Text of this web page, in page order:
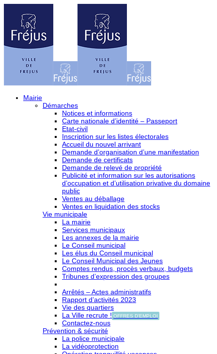
Mairie
Démarches
Notices et informations
Carte nationale d’identité – Passeport
Etat-civil
Inscription sur les listes électorales
Accueil du nouvel arrivant
Demande d’organisation d’une manifestation
Demande de certificats
Demande de relevé de propriété
Publicité et information sur les autorisations
d’occupation et d’utilisation privative du domaine
public
Ventes au déballage
Ventes en liquidation des stocks
Vie municipale
La mairie
Services municipaux
Les annexes de la mairie
Le Conseil municipal
Les élus du Conseil municipal
Le Conseil Municipal des Jeunes
Comptes rendus, procès verbaux, budgets
Tribunes d’expression des groupes
Arrêtés – Actes administratifs
Rapport d’activités 2023
Vie des quartiers
La Ville recrute ! OFFRES D'EMPLOI
Contactez-nous
Prévention & sécurité
La police municipale
La vidéoprotection